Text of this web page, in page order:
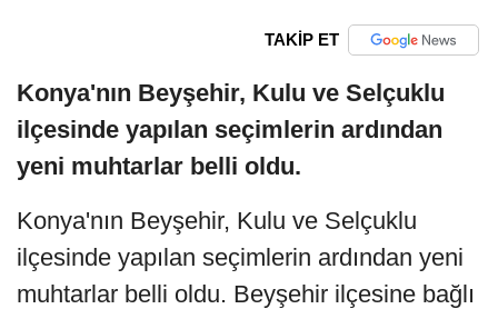
TAKİP ET
Konya'nın Beyşehir, Kulu ve Selçuklu
ilçesinde yapılan seçimlerin ardından
yeni muhtarlar belli oldu.
Konya'nın Beyşehir, Kulu ve Selçuklu
ilçesinde yapılan seçimlerin ardından yeni
muhtarlar belli oldu. Beyşehir ilçesine bağlı